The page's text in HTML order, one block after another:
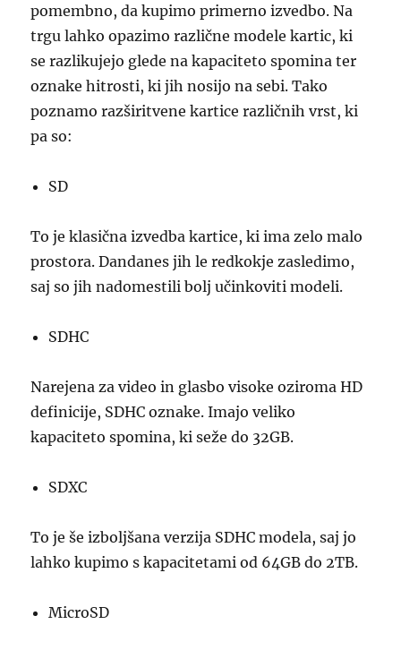
pomembno, da kupimo primerno izvedbo. Na
trgu lahko opazimo različne modele kartic, ki
se razlikujejo glede na kapaciteto spomina ter
oznake hitrosti, ki jih nosijo na sebi. Tako
poznamo razširitvene kartice različnih vrst, ki
pa so:
SD
To je klasična izvedba kartice, ki ima zelo malo
prostora. Dandanes jih le redkokje zasledimo,
saj so jih nadomestili bolj učinkoviti modeli.
SDHC
Narejena za video in glasbo visoke oziroma HD
definicije, SDHC oznake. Imajo veliko
kapaciteto spomina, ki seže do 32GB.
SDXC
To je še izboljšana verzija SDHC modela, saj jo
lahko kupimo s kapacitetami od 64GB do 2TB.
MicroSD